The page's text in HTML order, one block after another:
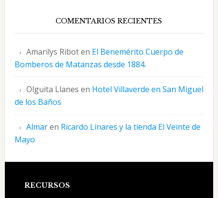
COMENTARIOS RECIENTES
Amarilys Riboten El Benemérito Cuerpo de
Bomberos de Matanzas desde 1884.
Olguita Llanes en Hotel Villaverde en San Miguel
de los Baños
Almaren Ricardo Linares y la tienda El Veinte de
Mayo
Footer
RECURSOS